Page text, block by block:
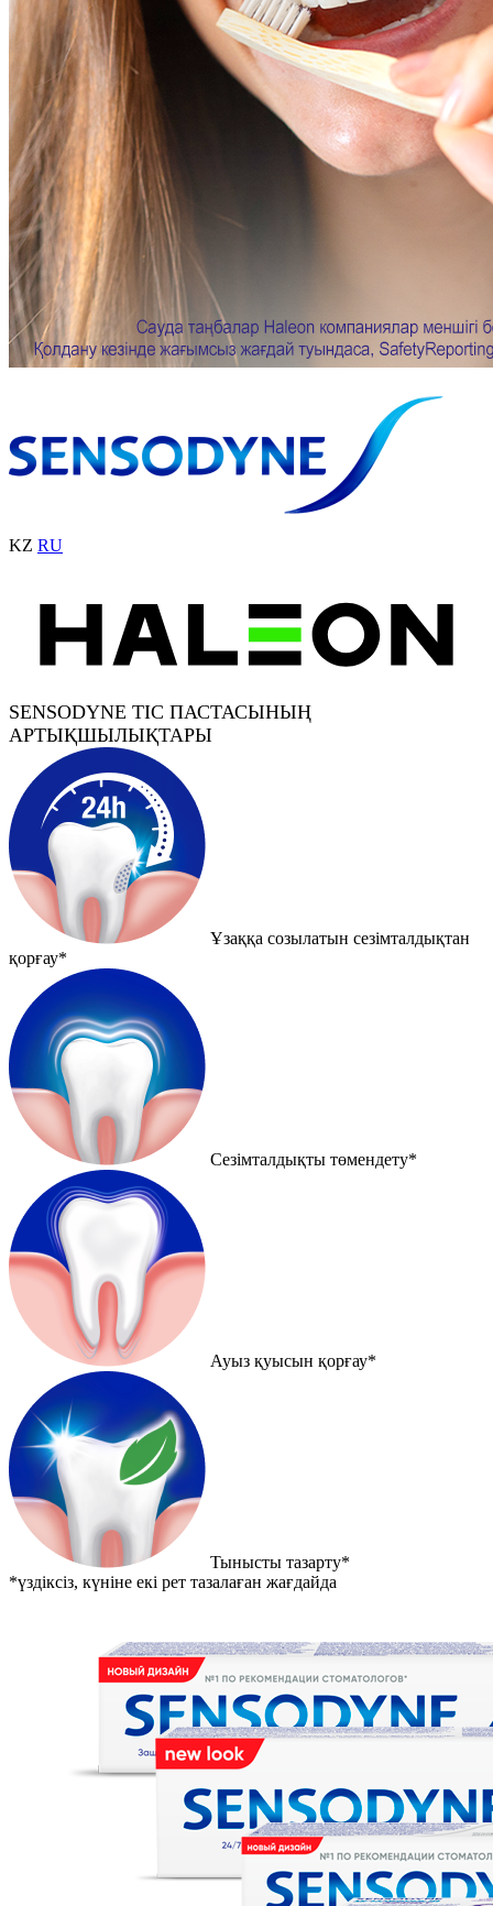
KZ RU
SENSODYNE ТІС ПАСТАСЫНЫҢ
АРТЫҚШЫЛЫҚТАРЫ
Ұзаққа созылатын сезімталдықтан
қорғау*
Сезімталдықты төмендету*
Ауыз қуысын қорғау*
Тынысты тазарту*
*үздіксіз, күніне екі рет тазалаған жағдайда